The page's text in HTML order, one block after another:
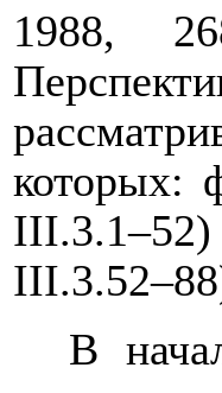
1988,
которых:
III
III
В